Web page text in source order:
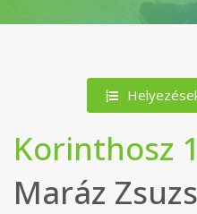
Korinthosz
Maráz